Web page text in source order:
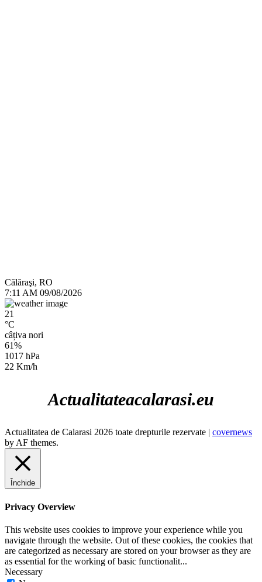
Călăraşi, RO
7:11 AM 09/08/2026
21
°C
câțiva nori
61%
1017 hPa
22 Km/h
Actualitateacalarasi.eu
Actualitatea de Calarasi 2026 toate drepturile rezervate | covernews
by AF themes.
Închide
Privacy Overview
This website uses cookies to improve your experience while you
navigate through the website. Out of these cookies, the cookies that
are categorized as necessary are stored on your browser as they are
as essential for the working of basic functionalit...
Necessary